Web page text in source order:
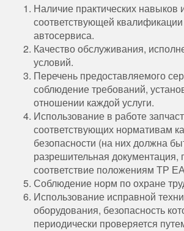
Наличие практических навыков
соответствующей квалификации
автосервиса.
Качество обслуживания,
условий.
Перечень предоставляемого
соблюдение требований,
отношении каждой услуги.
Использование в работе
соответствующих нормативам
безопасности (на них должна
разрешительная
соответствие положениям ТР
Соблюдение норм по охране
Использование исправной
оборудования, безопасность
периодически проверяется